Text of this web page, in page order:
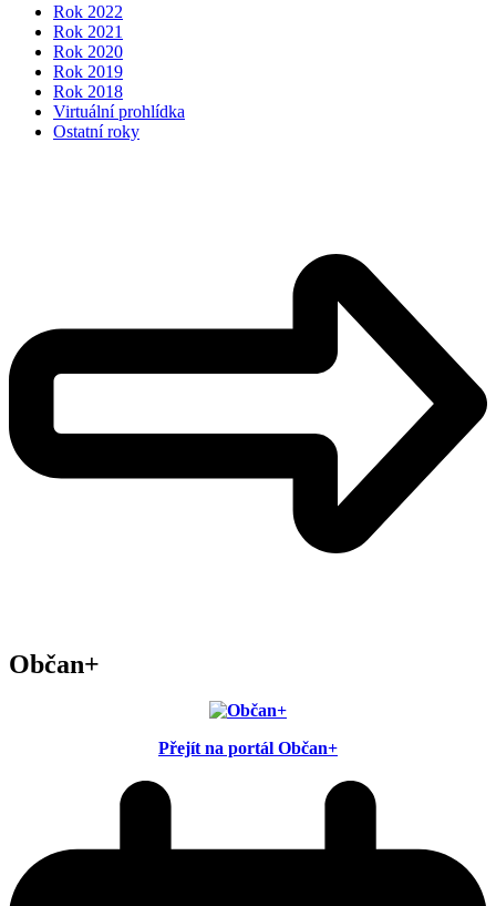
Rok 2022
Rok 2021
Rok 2020
Rok 2019
Rok 2018
Virtuální prohlídka
Ostatní roky
Občan+
Přejít na portál Občan+